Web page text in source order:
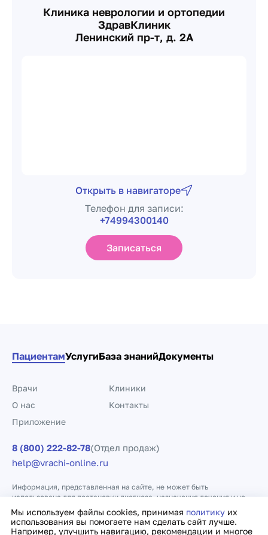
Клиника неврологии и ортопедии
ЗдравКлиник
Ленинский пр-т, д. 2А
Открыть в навигаторе
Телефон для записи:
+74994300140
Записаться
Мы используем файлы cookies, принимая политику их
использования вы помогаете нам сделать сайт лучше.
Например, улучшить навигацию, рекомендации и многое
ПациентамУслугиБаза знанийДокументы
Врачи
Клиники
О нас
Контакты
Приложение
8 (800) 222-82-78(Отдел продаж)
help@vrachi-online.ru
Информация, представленная на сайте, не может быть
использована для постановки диагноза, назначения лечения и не
заменяет прием врача.